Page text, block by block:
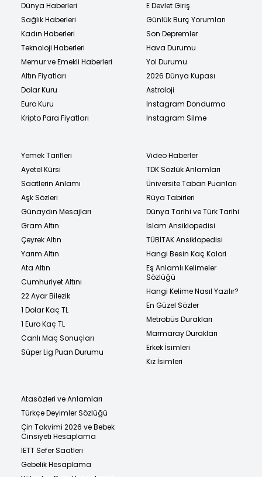
Dünya Haberleri
Sağlık Haberleri
Kadın Haberleri
Teknoloji Haberleri
Memur ve Emekli Haberleri
Altın Fiyatları
Dolar Kuru
Euro Kuru
Kripto Para Fiyatları
E Devlet Giriş
Günlük Burç Yorumları
Son Depremler
Hava Durumu
Yol Durumu
2026 Dünya Kupası
Astroloji
Instagram Dondurma
Instagram Silme
Yemek Tarifleri
Ayetel Kürsi
Saatlerin Anlamı
Aşk Sözleri
Günaydın Mesajları
Gram Altın
Çeyrek Altın
Yarım Altın
Ata Altın
Cumhuriyet Altını
22 Ayar Bilezik
1 Dolar Kaç TL
1 Euro Kaç TL
Canlı Maç Sonuçları
Süper Lig Puan Durumu
Video Haberler
TDK Sözlük Anlamları
Üniversite Taban Puanları
Rüya Tabirleri
Dünya Tarihi ve Türk Tarihi
İslam Ansiklopedisi
TÜBİTAK Ansiklopedisi
Hangi Besin Kaç Kalori
Eş Anlamlı Kelimeler
Sözlüğü
Hangi Kelime Nasıl Yazılır?
En Güzel Sözler
Metrobüs Durakları
Marmaray Durakları
Erkek İsimleri
Kız İsimleri
Atasözleri ve Anlamları
Türkçe Deyimler Sözlüğü
Çin Takvimi 2026 ve Bebek
Cinsiyeti Hesaplama
İETT Sefer Saatleri
Gebelik Hesaplama